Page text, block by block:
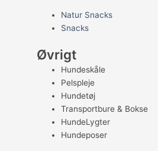
Natur Snacks
Snacks
Øvrigt
Hundeskåle
Pelspleje
Hundetøj
Transportbure & Bokse
HundeLygter
Hundeposer